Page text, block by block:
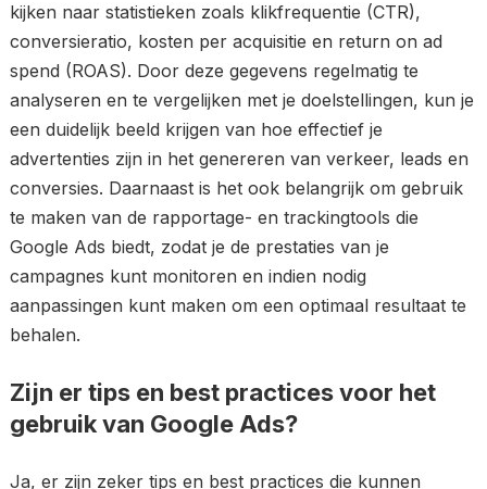
kijken naar statistieken zoals klikfrequentie (CTR),
conversieratio, kosten per acquisitie en return on ad
spend (ROAS). Door deze gegevens regelmatig te
analyseren en te vergelijken met je doelstellingen, kun je
een duidelijk beeld krijgen van hoe effectief je
advertenties zijn in het genereren van verkeer, leads en
conversies. Daarnaast is het ook belangrijk om gebruik
te maken van de rapportage- en trackingtools die
Google Ads biedt, zodat je de prestaties van je
campagnes kunt monitoren en indien nodig
aanpassingen kunt maken om een optimaal resultaat te
behalen.
Zijn er tips en best practices voor het
gebruik van Google Ads?
Ja, er zijn zeker tips en best practices die kunnen